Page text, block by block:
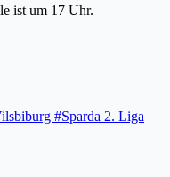
ist um 17 Uhr.
#Sparda 2. Liga